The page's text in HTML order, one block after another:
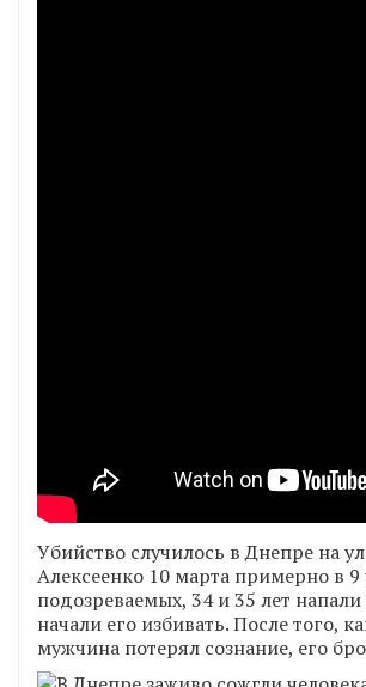
Убийство случилось в Днепре на
Алексеенко 10 марта примерно в 9
подозреваемых, 34 и 35 лет
начали его избивать. После того,
мужчина потерял сознание, его